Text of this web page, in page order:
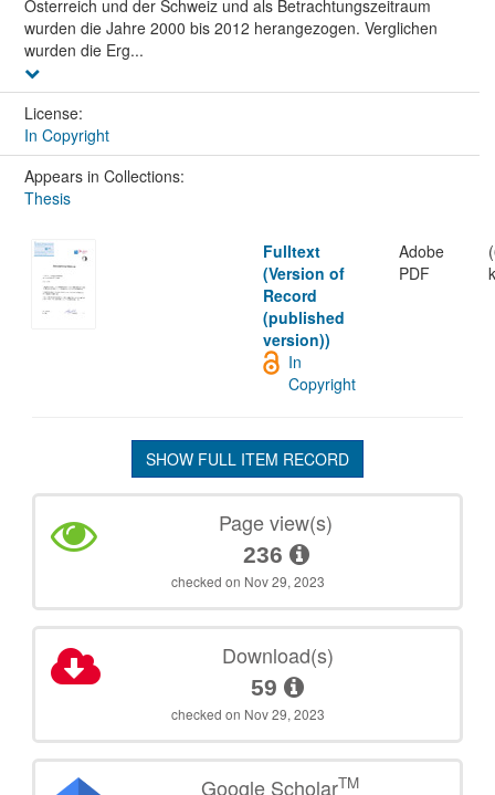
Österreich und der Schweiz und als Betrachtungszeitraum
wurden die Jahre 2000 bis 2012 herangezogen. Verglichen
wurden die Erg...
License:
In Copyright
Appears in Collections:
Thesis
Fulltext
(Version of
Record
(published
version))
Adobe
PDF
In
Copyright
SHOW FULL ITEM RECORD
Page view(s)
236
checked on Nov 29, 2023
Download(s)
59
checked on Nov 29, 2023
Google ScholarTM